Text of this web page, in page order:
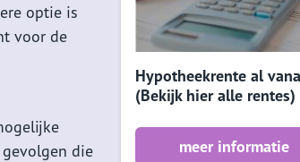
optie is
voor de
die
Hypotheekrente al
(Bekijk hier alle rentes)
meer informatie